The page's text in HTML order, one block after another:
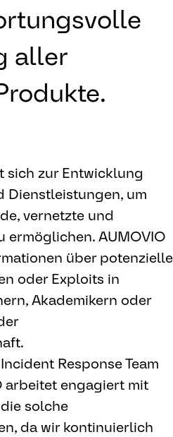
aller
sich zur Entwicklung
Dienstleistungen, um
vernetzte und
ermöglichen. AUMOVIO
über potenzielle
oder Exploits in
Akademikern oder
Response Team
arbeitet engagiert mit
solche
da wir kontinuierlich